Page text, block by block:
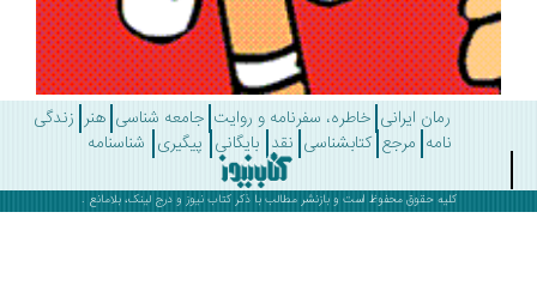
رمان ایرانی خاطره، سفرنامه و روایت جامعه شناسی هنر زندگی
مرجع کتابشناسی نقد بایگانی پیگیری شناسنامه
کلیه حقوق محفوظ است و بازنشر مطالب با ذکرکتاب نیوز و درج لینک، بلامانع .